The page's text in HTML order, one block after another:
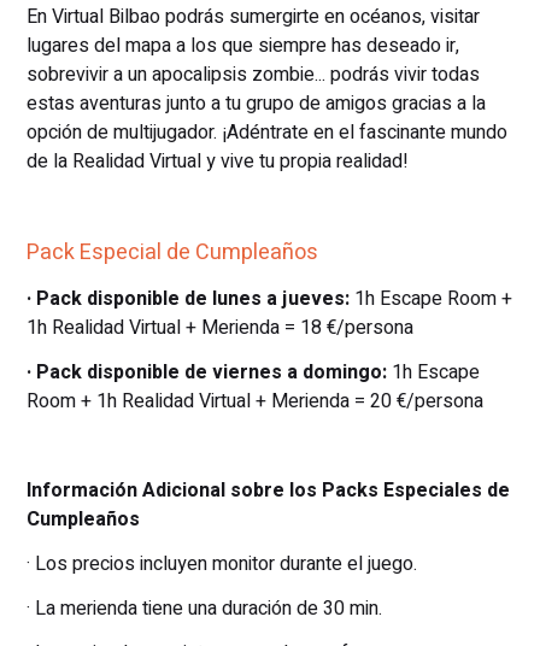
En Virtual Bilbao podrás sumergirte en océanos, visitar
lugares del mapa a los que siempre has deseado ir,
sobrevivir a un apocalipsis zombie... podrás vivir todas
estas aventuras junto a tu grupo de amigos gracias a la
opción de multijugador. ¡Adéntrate en el fascinante mundo
de la Realidad Virtual y vive tu propia realidad!
Pack Especial de Cumpleaños
· Pack disponible de lunes a jueves: 1h Escape Room +
1h Realidad Virtual + Merienda = 18 €/persona
· Pack disponible de viernes a domingo: 1h Escape
Room + 1h Realidad Virtual + Merienda = 20 €/persona
Información Adicional sobre los Packs Especiales de
Cumpleaños
· Los precios incluyen monitor durante el juego.
· La merienda tiene una duración de 30 min.